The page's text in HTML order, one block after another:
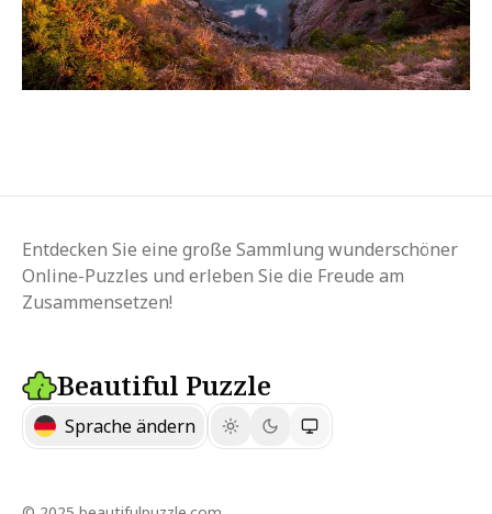
Entdecken Sie eine große Sammlung wunderschöner
Online-Puzzles und erleben Sie die Freude am
Zusammensetzen!
Beautiful Puzzle
Sprache ändern